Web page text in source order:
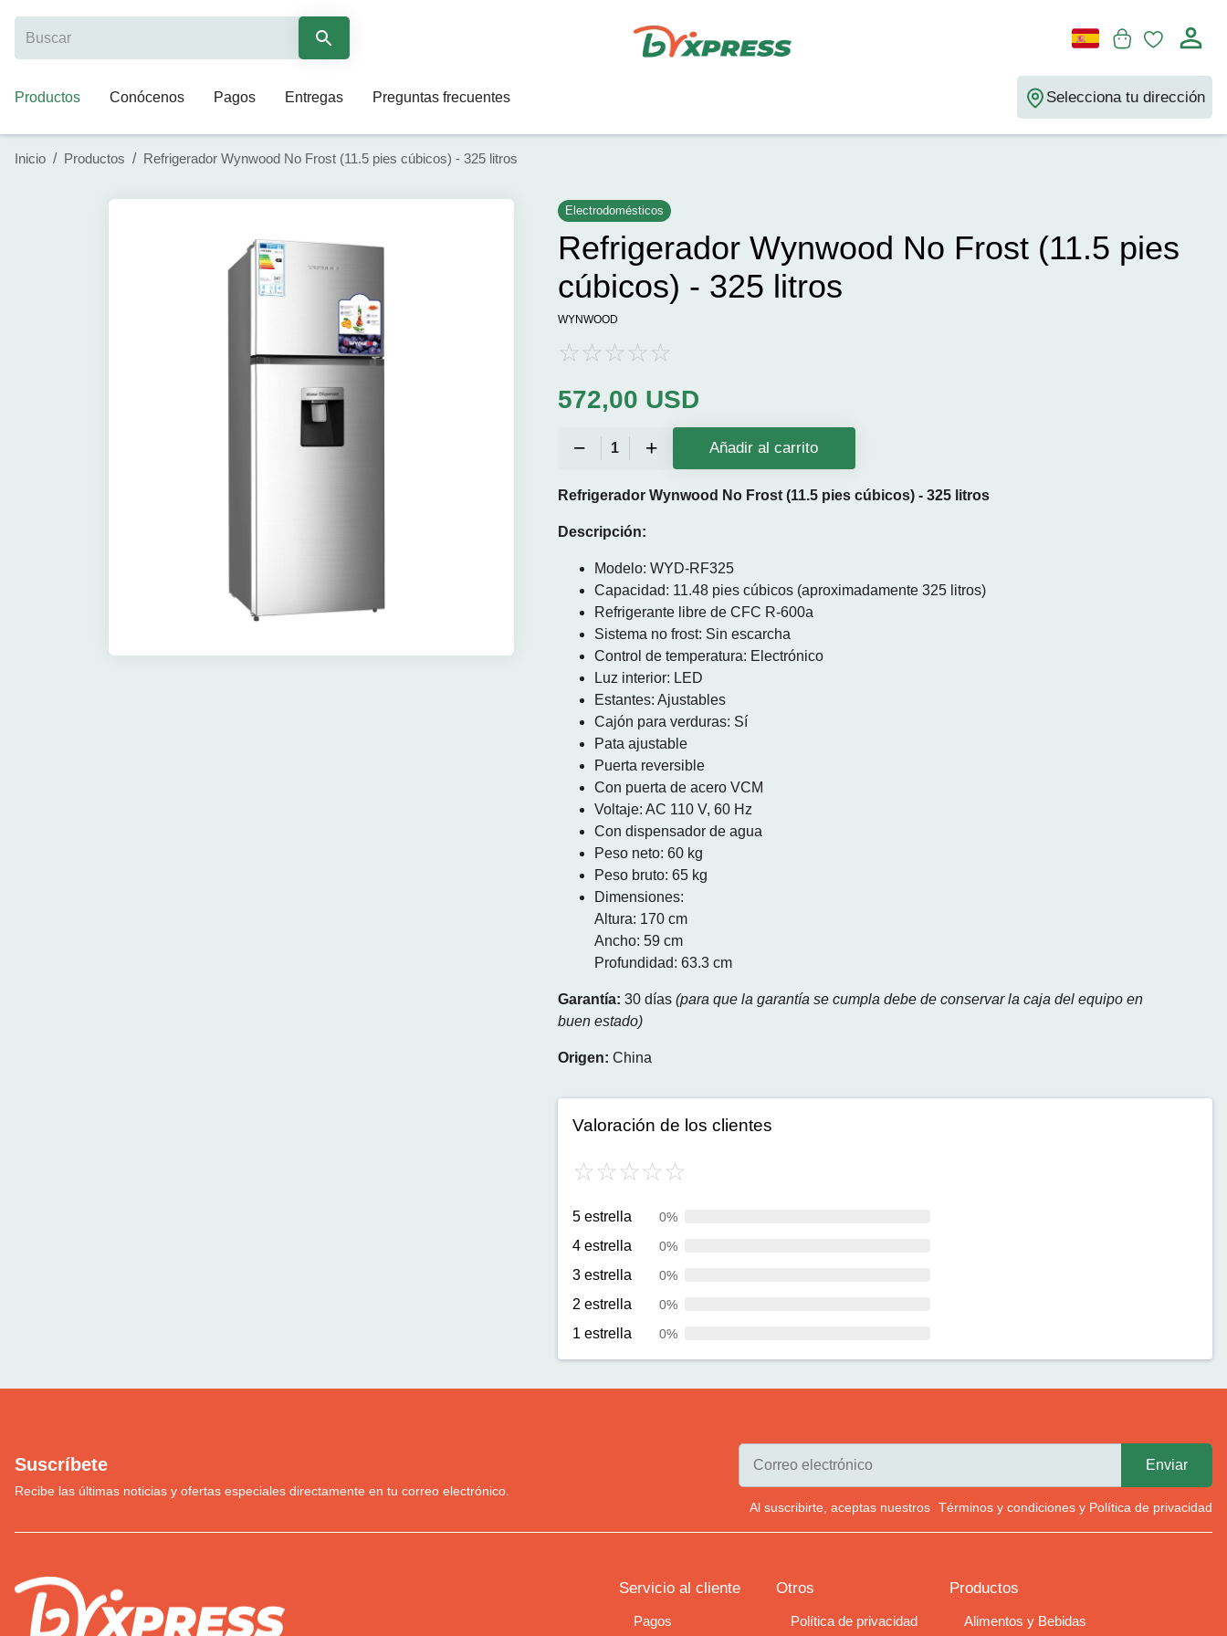
Productos Conócenos Pagos Entregas Preguntas frecuentes Selecciona tu dirección
Inicio / Productos / Refrigerador Wynwood No Frost (11.5 pies cúbicos) - 325 litros
Electrodomésticos
Refrigerador Wynwood No Frost (11.5 pies
cúbicos) - 325 litros
WYNWOOD
572,00 USD
Añadir al carrito
Refrigerador Wynwood No Frost (11.5 pies cúbicos) - 325 litros
Descripción:
Modelo: WYD-RF325
Capacidad: 11.48 pies cúbicos (aproximadamente 325 litros)
Refrigerante libre de CFC R-600a
Sistema no frost: Sin escarcha
Control de temperatura: Electrónico
Luz interior: LED
Estantes: Ajustables
Cajón para verduras: Sí
Pata ajustable
Puerta reversible
Con puerta de acero VCM
Voltaje: AC 110 V, 60 Hz
Con dispensador de agua
Peso neto: 60 kg
Peso bruto: 65 kg
Dimensiones:
Altura: 170 cm
Ancho: 59 cm
Profundidad: 63.3 cm
Garantía: 30 días (para que la garantía se cumpla debe de conservar la caja del equipo en
buen estado)
Origen: China
Valoración de los clientes
5 estrella 0%
4 estrella 0%
3 estrella 0%
2 estrella 0%
1 estrella 0%
Suscríbete
Recibe las últimas noticias y ofertas especiales directamente en tu correo electrónico.
Al suscribirte, aceptas nuestros Términos y condiciones y Política de privacidad
Servicio al cliente
Pagos
Otros
Política de privacidad
Productos
Alimentos y Bebidas